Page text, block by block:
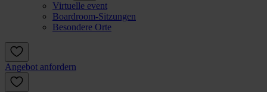
Virtuelle event
Boardroom-Sitzungen
Besondere Orte
Angebot anfordern